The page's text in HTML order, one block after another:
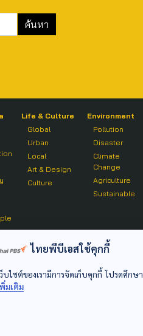
Life & Culture
Global
Urban
Local
Art & Design
Culture
Environment
Pollution
Disaster
Climate
Change
Agriculture
Sustainable
ไทยพีบีเอสใช้คุกกี้
บไซต์ของเรามีการจัดเก็บคุกกี้ โปรดศึก
มเติม